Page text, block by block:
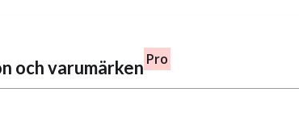
och varumärken Pro